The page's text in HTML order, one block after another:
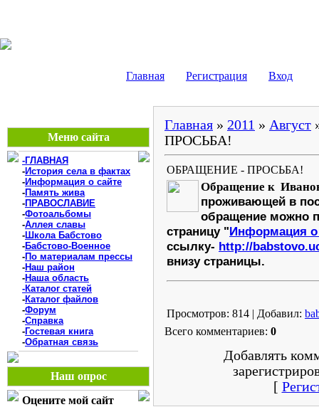
Главная Регистрация Вход
Меню сайта
-ГЛАВНАЯ
-История села в фактах
-Информация о сайте
-Память жива
-ПРАВОСЛАВИЕ
-Фотоальбомы
-Аллея славы
-Школа Бабстово
-Бабстово-Военное
-По материалам прессы
-Наш район
-Наша область
-Каталог статей
-Каталог файлов
-Форум
-Справка
-Гостевая книга
-Обратная связь
Наш опрос
Оцените мой сайт
Главная » 2011 » Август
ПРОСЬБА!
ОБРАЩЕНИЕ - ПРОСЬБА!
Обращение к
проживающей в
обращение можно
страницу "Информация о
ссылку- http://
внизу страницы.
Просмотров: 814 | Добавил:
Всего комментариев: 0
Добавлять
[